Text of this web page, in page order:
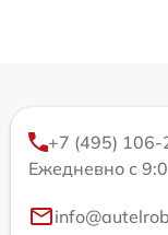
+7 (495)
Ежедневно с